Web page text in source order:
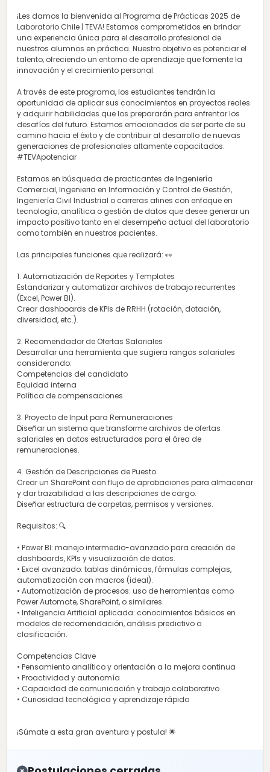
¡Les damos la bienvenida al Programa de Prácticas 2025 de
Laboratorio Chile | TEVA! Estamos comprometidos en brindar
una experiencia única para el desarrollo profesional de
nuestros alumnos en práctica. Nuestro objetivo es potenciar el
talento, ofreciendo un entorno de aprendizaje que fomente la
innovación y el crecimiento personal.
A través de este programa, los estudiantes tendrán la
oportunidad de aplicar sus conocimientos en proyectos reales
y adquirir habilidades que los prepararán para enfrentar los
desafíos del futuro. Estamos emocionados de ser parte de su
camino hacia el éxito y de contribuir al desarrollo de nuevas
generaciones de profesionales altamente capacitados.
#TEVApotenciar
Estamos en búsqueda de practicantes de Ingeniería
Comercial, Ingenieria en Información y Control de Gestión,
Ingeniería Civil Industrial o carreras afines con enfoque en
tecnología, analítica o gestión de datos que desee generar un
impacto positivo tanto en el desempeño actual del laboratorio
como también en nuestros pacientes.
Las principales funciones que realizará: 👀
1. Automatización de Reportes y Templates
Estandarizar y automatizar archivos de trabajo recurrentes
(Excel, Power BI).
Crear dashboards de KPIs de RRHH (rotación, dotación,
diversidad, etc.).
2. Recomendador de Ofertas Salariales
Desarrollar una herramienta que sugiera rangos salariales
considerando:
Competencias del candidato
Equidad interna
Política de compensaciones
3. Proyecto de Input para Remuneraciones
Diseñar un sistema que transforme archivos de ofertas
salariales en datos estructurados para el área de
remuneraciones.
4. Gestión de Descripciones de Puesto
Crear un SharePoint con flujo de aprobaciones para almacenar
y dar trazabilidad a las descripciones de cargo.
Diseñar estructura de carpetas, permisos y versiones.
Requisitos: 🔍
• Power BI: manejo intermedio-avanzado para creación de
dashboards, KPIs y visualización de datos.
• Excel avanzado: tablas dinámicas, fórmulas complejas,
automatización con macros (ideal).
• Automatización de procesos: uso de herramientas como
Power Automate, SharePoint, o similares.
• Inteligencia Artificial aplicada: conocimientos básicos en
modelos de recomendación, análisis predictivo o
clasificación.
Competencias Clave
• Pensamiento analítico y orientación a la mejora continua
• Proactividad y autonomía
• Capacidad de comunicación y trabajo colaborativo
• Curiosidad tecnológica y aprendizaje rápido
¡Súmate a esta gran aventura y postula! 🌟